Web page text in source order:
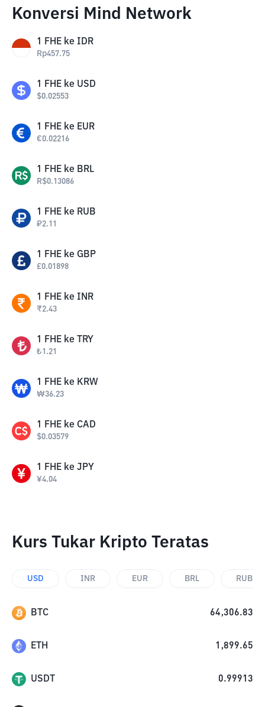
Konversi Mind Network
1 FHE ke IDR
Rp457.75
1 FHE ke USD
$0.02553
1 FHE ke EUR
€0.02216
1 FHE ke BRL
R$0.13086
1 FHE ke RUB
₽2.11
1 FHE ke GBP
£0.01898
1 FHE ke INR
₹2.43
1 FHE ke TRY
₺1.21
1 FHE ke KRW
₩36.23
1 FHE ke CAD
$0.03579
1 FHE ke JPY
¥4.04
Kurs Tukar Kripto Teratas
USD INR EUR BRL RUB
BTC 64,306.83
ETH 1,899.65
USDT 0.99913